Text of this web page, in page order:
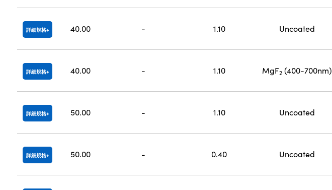
詳細規格 40.00 - 1.10 Uncoated
詳細規格 40.00 - 1.10 MgF2(400-700nm)
詳細規格 50.00 - 1.10 Uncoated
詳細規格 50.00 - 0.40 Uncoated